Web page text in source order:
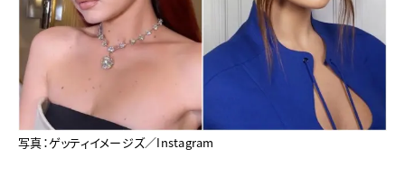
写真：ゲッティイメージズ／Instagram